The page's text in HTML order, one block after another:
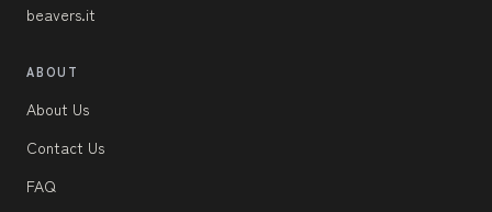
beavers.it
ABOUT
About Us
Contact Us
FAQ